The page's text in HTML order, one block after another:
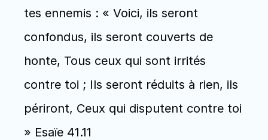
tes ennemis : « Voici, ils seront
confondus, ils seront couverts de
honte, Tous ceux qui sont irrités
contre toi ; Ils seront réduits à rien, ils
périront, Ceux qui disputent contre toi
» Esaïe 41.11